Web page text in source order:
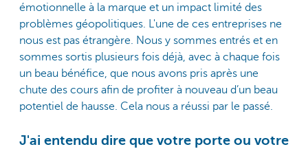
émotionnelle à la marque et un impact limité des
problèmes géopolitiques. L'une de ces entreprises ne
nous est pas étrangère. Nous y sommes entrés et en
sommes sortis plusieurs fois déjà, avec à chaque fois
un beau bénéfice, que nous avons pris après une
chute des cours afin de profiter à nouveau d’un beau
potentiel de hausse. Cela nous a réussi par le passé.
J'ai entendu dire que votre porte ou votre